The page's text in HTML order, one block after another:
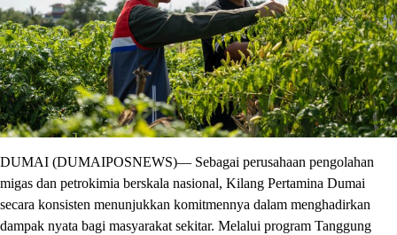
DUMAI (DUMAIPOSNEWS)— Sebagai perusahaan pengolahan
migas dan petrokimia berskala nasional, Kilang Pertamina Dumai
secara konsisten menunjukkan komitmennya dalam menghadirkan
dampak nyata bagi masyarakat sekitar. Melalui program Tanggung